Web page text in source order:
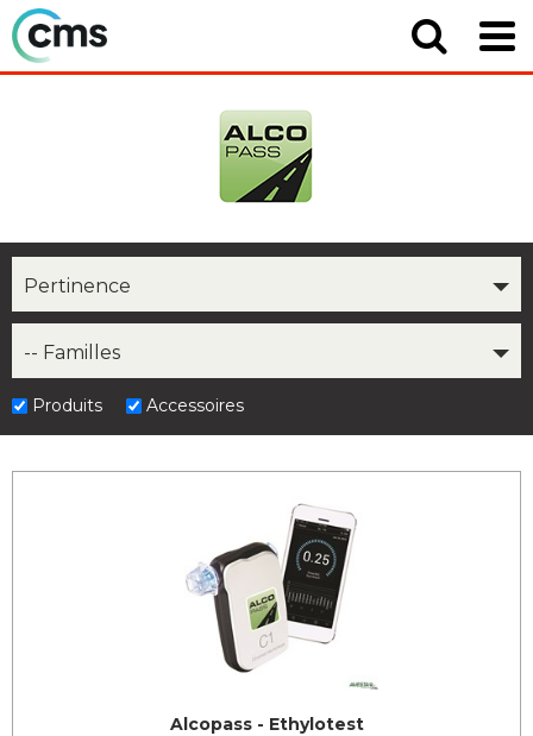
Pertinence
-- Familles
Produits Accessoires
Alcopass - Ethylotest